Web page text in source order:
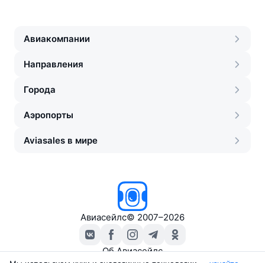
Авиакомпании
Направления
Города
Аэропорты
Aviasales в мире
Авиасейлс© 2007–2026
Об Авиасейлс